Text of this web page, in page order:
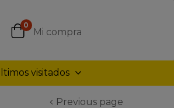
0
Mi compra
visitados
Previous page